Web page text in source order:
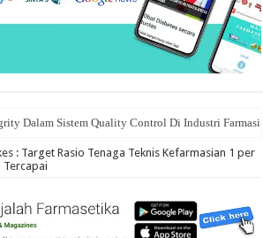
Dalam Sistem Quality Control Di Industri Farmasi
: Target Rasio Tenaga Teknis Kefarmasian 1 per
Tercapai